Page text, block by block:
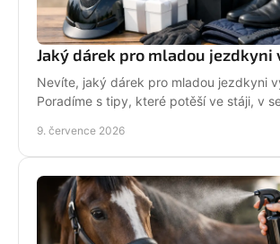
Jaký dárek pro mladou jezdkyni
Nevíte, jaký dárek pro mladou jezdkyni
Poradíme s tipy, které potěší ve stáji, v
9. července 2026